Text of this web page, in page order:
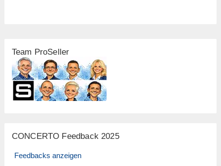
Team ProSeller
CONCERTO Feedback 2025
Feedbacks anzeigen